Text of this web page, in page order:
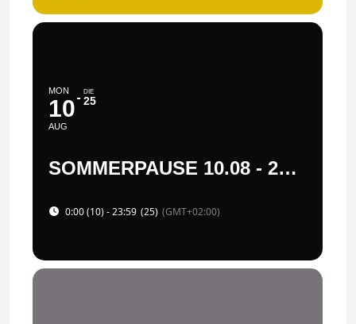
MON
10
AUG
DIE
25
SOMMERPAUSE 10.08 - 25.08. 2026 GESCHLOSSEN
0:00 (10) - 23:59 (25) (GMT+02:00)